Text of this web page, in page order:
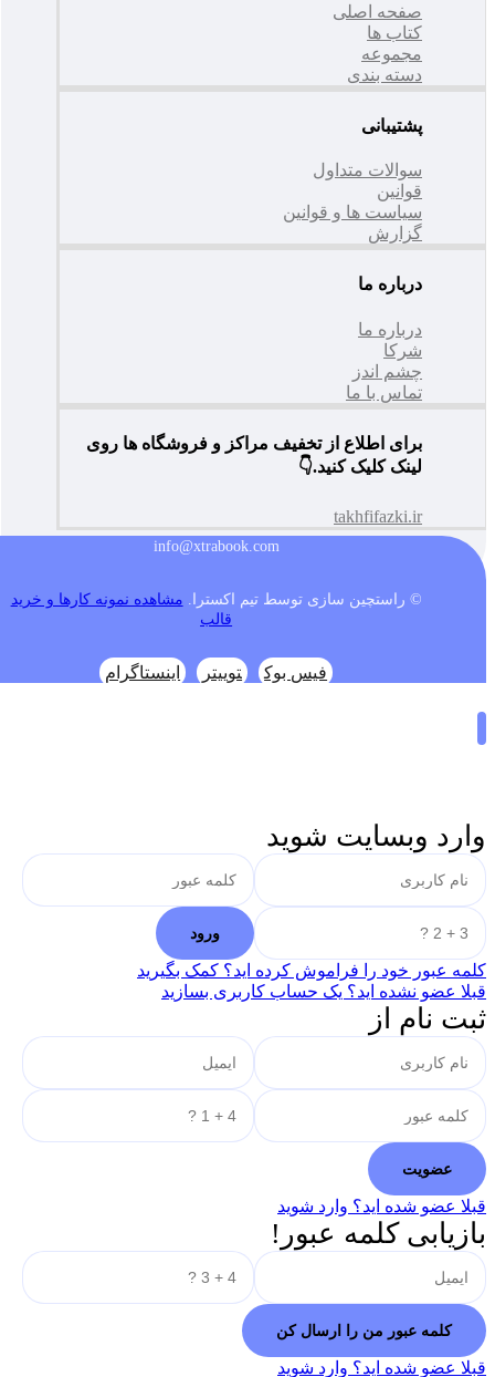
صفحه اصلی
کتاب ها
مجموعه
دسته بندی
پشتیبانی
سوالات متداول
قوانین
سیاست ها و قوانین
گزارش
درباره ما
درباره ما
شرکا
چشم اندز
تماس با ما
برای اطلاع از تخفیف مراکز و فروشگاه ها روی
لینک کلیک کنید.👇
takhfifazki.ir
info@xtrabook.com
© راستچین سازی توسط تیم اکسترا. مشاهده نمونه کارها و خرید
قالب
فیس بوک توییتر اینستاگرام
وارد وبسایت شوید
کلمه عبور خود را فراموش کرده اید؟ کمک بگیرید
قبلا عضو نشده اید؟ یک حساب کاربری بسازید
ثبت نام از
قبلا عضو شده اید؟ وارد شوید
بازیابی کلمه عبور!
قبلا عضو شده اید؟ وارد شوید